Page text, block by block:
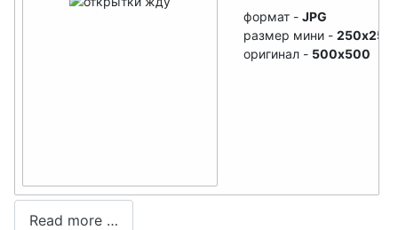
формат - JPG
размер мини - 250x250
оригинал - 500x500
Read more …